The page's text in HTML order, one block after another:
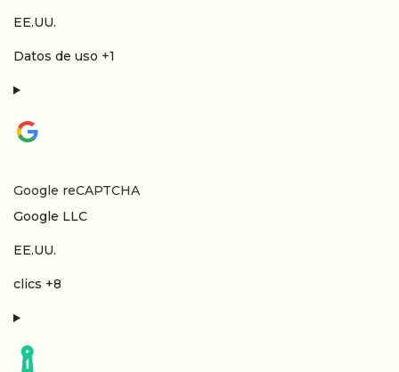
Lugar de tratamiento:
EE.UU.
Datos Personales tratados:
Datos de uso +1
Google reCAPTCHA
Empresa:
Google LLC
Lugar de tratamiento:
EE.UU.
Datos Personales tratados:
clics +8